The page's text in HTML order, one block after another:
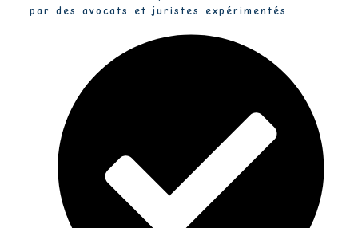
par des avocats et juristes expérimentés.